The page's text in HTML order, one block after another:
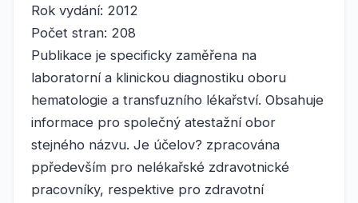
Rok vydání: 2012
Počet stran: 208
Publikace je specificky zaměřena na
laboratorní a klinickou diagnostiku oboru
hematologie a transfuzního lékařství. Obsahuje
informace pro společný atestažní obor
stejného názvu. Je účelov? zpracována
ppředevším pro nelékařské zdravotnické
pracovníky, respektive pro zdravotní